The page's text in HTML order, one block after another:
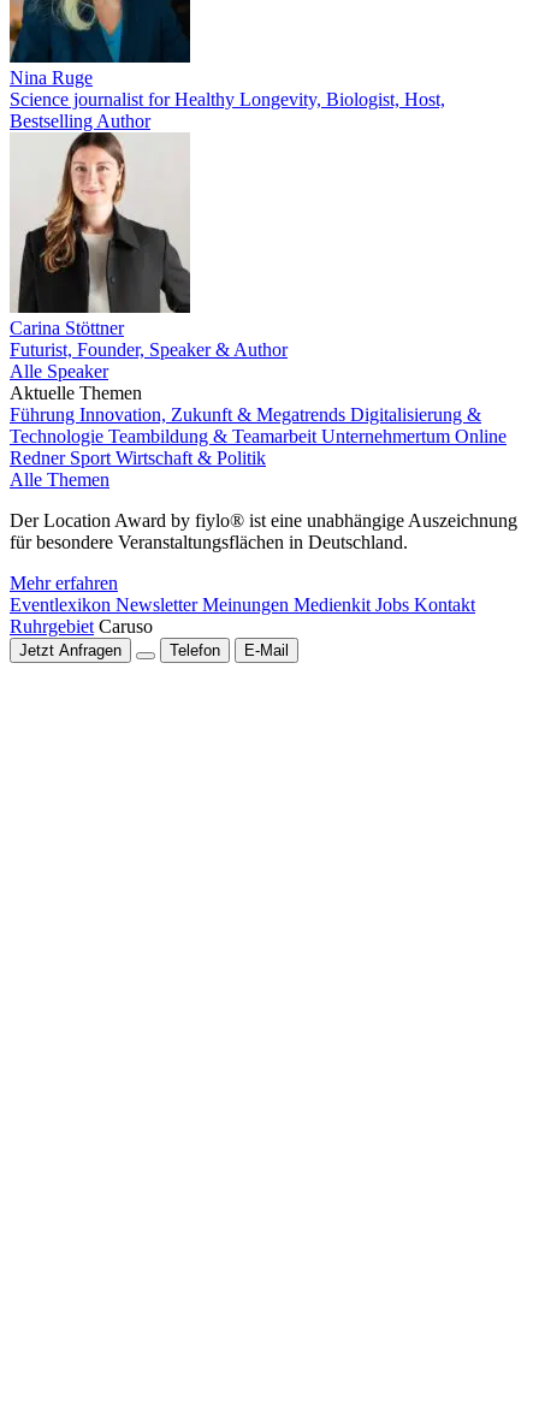
Nina Ruge
Science journalist for Healthy Longevity, Biologist, Host,
Bestselling Author
Carina Stöttner
Futurist, Founder, Speaker & Author
Alle Speaker
Aktuelle Themen
Führung Innovation, Zukunft & Megatrends Digitalisierung &
Technologie Teambildung & Teamarbeit Unternehmertum Online
Redner Sport Wirtschaft & Politik
Alle Themen
Der Location Award by fiylo® ist eine unabhängige Auszeichnung
für besondere Veranstaltungsflächen in Deutschland.
Mehr erfahren
Eventlexikon NewsletterMeinungen Medienkit Jobs Kontakt
Ruhrgebiet Caruso
Jetzt Anfragen Telefon E-Mail